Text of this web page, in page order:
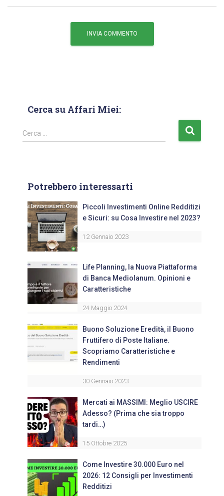
Cerca su Affari Miei:
Cerca …
Potrebbero interessarti
Piccoli Investimenti Online Redditizi
e Sicuri: su Cosa Investire nel 2023?
12 Gennaio 2023
Life Planning, la Nuova Piattaforma
di Banca Mediolanum. Opinioni e
Caratteristiche
24 Maggio 2024
Buono Soluzione Eredità, il Buono
Fruttifero di Poste Italiane.
Scopriamo Caratteristiche e
Rendimenti
30 Gennaio 2023
Mercati ai MASSIMI: Meglio USCIRE
Adesso? (Prima che sia troppo
tardi…)
15 Ottobre 2025
Come Investire 30.000 Euro nel
2026: 12 Consigli per Investimenti
Redditizi